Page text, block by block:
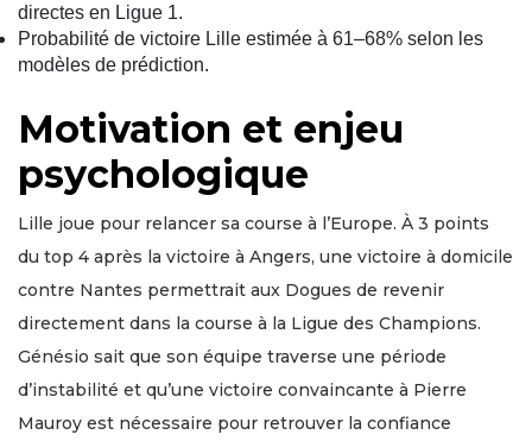
directes en Ligue 1.
Probabilité de victoire Lille estimée à 61–68% selon les
modèles de prédiction.
Motivation et enjeu
psychologique
Lille joue pour relancer sa course à l’Europe. À 3 points
du top 4 après la victoire à Angers, une victoire à domicile
contre Nantes permettrait aux Dogues de revenir
directement dans la course à la Ligue des Champions.
Génésio sait que son équipe traverse une période
d’instabilité et qu’une victoire convaincante à Pierre
Mauroy est nécessaire pour retrouver la confiance